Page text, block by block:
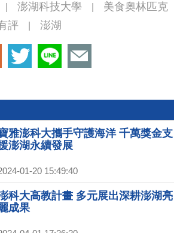
澎湖科技大學
美食奧林匹克
評 澎湖
雅澎科大攜手守護海洋 千萬獎金支
澎湖永續發展
01-20 15:49:40
科大高教計畫 多元展出深耕澎湖亮
成果